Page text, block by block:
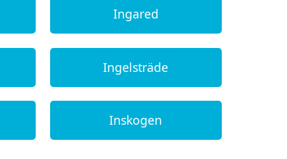
Ingared
Ingelsträde
Inskogen